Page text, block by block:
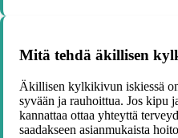
Mitä tehdä äkillisen
Äkillisen kylkikivun iskiessä
syvään ja rauhoittua. Jos kipu
kannattaa ottaa yhteyttä
saadakseen asianmukaista